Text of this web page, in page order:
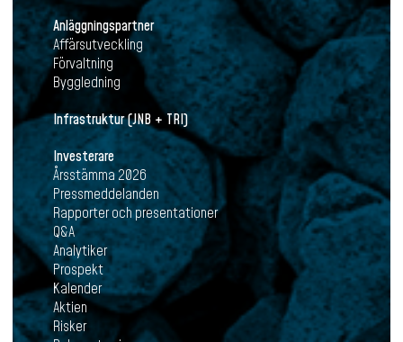
Anläggningspartner
Affärsutveckling
Förvaltning
Byggledning
Infrastruktur (JNB + TRI)
Investerare
Årsstämma 2026
Pressmeddelanden
Rapporter och presentationer
Q&A
Analytiker
Prospekt
Kalender
Aktien
Risker